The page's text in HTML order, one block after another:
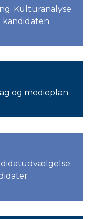
Kulturanalyse
og medieplan